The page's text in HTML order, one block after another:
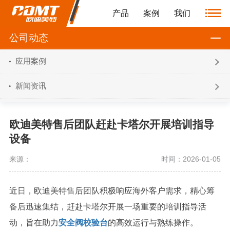
产品 案例 我们
公司动态
应用案例
新闻资讯
​欧迪美特售后团队赶赴卡塔尔开展培训指导
设备
来源： 时间：2026-01-05
近日，欧迪美特售后团队积极响应海外客户需求，精心筹
备后迅速集结，赶赴卡塔尔开展一场重要的培训指导活
动，旨在助力安全阀校验台的高效运行与熟练操作。